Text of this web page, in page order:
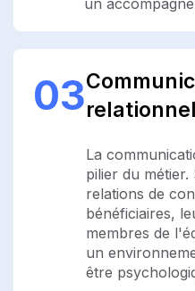
03relationnel
La
pilier du
relations de
bénéficiaires,
membres de
un
être